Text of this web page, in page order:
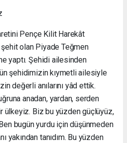
Pençe Kilit Harekât
olan Piyade Teğmen
yaptı. Şehidi ailesinden
şehidimizin kıymetli ailesiyle
değerli anılarını yâd ettik.
anadan, yardan, serden
ülkeyiz. Biz bu yüzden güçlüyüz,
bugün yurdu için düşünmeden
yakından tanıdım. Bu yüzden